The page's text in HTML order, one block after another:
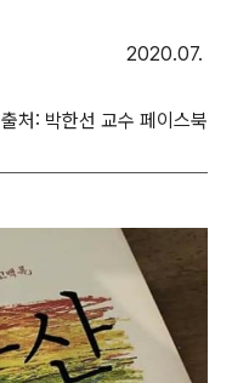
2020.07.
출처: 박한선 교수 페이스북